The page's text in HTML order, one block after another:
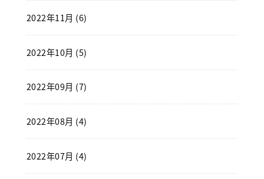
2022年11月 (6)
2022年10月 (5)
2022年09月 (7)
2022年08月 (4)
2022年07月 (4)